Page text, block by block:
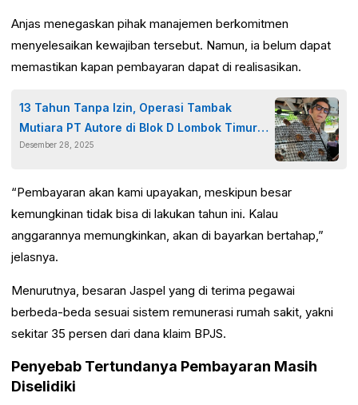
Anjas menegaskan pihak manajemen berkomitmen
menyelesaikan kewajiban tersebut. Namun, ia belum dapat
memastikan kapan pembayaran dapat di realisasikan.
13 Tahun Tanpa Izin, Operasi Tambak
Mutiara PT Autore di Blok D Lombok Timur
Disorot
Desember 28, 2025
“Pembayaran akan kami upayakan, meskipun besar
kemungkinan tidak bisa di lakukan tahun ini. Kalau
anggarannya memungkinkan, akan di bayarkan bertahap,”
jelasnya.
Menurutnya, besaran Jaspel yang di terima pegawai
berbeda-beda sesuai sistem remunerasi rumah sakit, yakni
sekitar 35 persen dari dana klaim BPJS.
Penyebab Tertundanya Pembayaran Masih
Diselidiki